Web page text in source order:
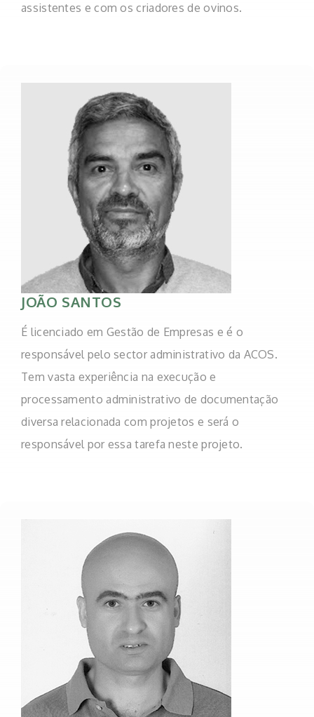
assistentes e com os criadores de ovinos.
JOÃO SANTOS
É licenciado em Gestão de Empresas e é o
responsável pelo sector administrativo da ACOS.
Tem vasta experiência na execução e
processamento administrativo de documentação
diversa relacionada com projetos e será o
responsável por essa tarefa neste projeto.